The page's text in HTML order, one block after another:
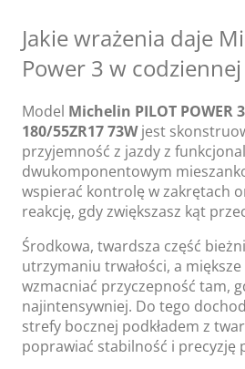
Jakie wrażenia daje
Power 3 w codziennej
Model Michelin PILOT POWER
180/55ZR17 73Wjest
przyjemność z jazdy z
dwukomponentowym
wspierać kontrolę w zakrętach
reakcję, gdy zwiększasz kąt
Środkowa, twardsza część
utrzymaniu trwałości, a
wzmacniać przyczepność tam,
najintensywniej. Do tego
strefy bocznej podkładem z
poprawiać stabilność i precyzję